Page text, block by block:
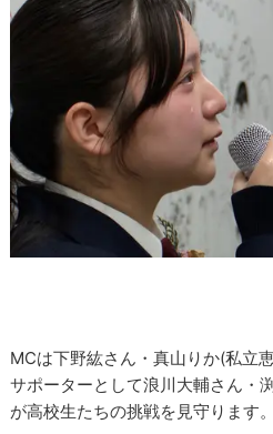
MCは下野紘さん・真山りか(私立
サポーターとして浪川大輔さん・
が高校生たちの挑戦を見守ります。